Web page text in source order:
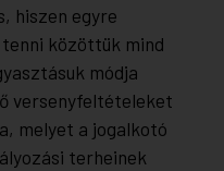
hiszen egyre
közöttük mind
módja
versenyfeltételeket
melyet a jogalkotó
terheinek